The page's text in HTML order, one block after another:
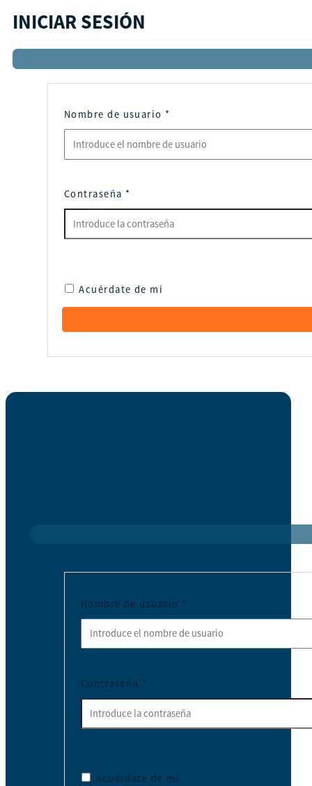
INICIAR SESIÓN
Nombre de usuario *
Contraseña *
Acuérdate de mí
Nombre de usuario *
Contraseña *
Acuérdate de mí